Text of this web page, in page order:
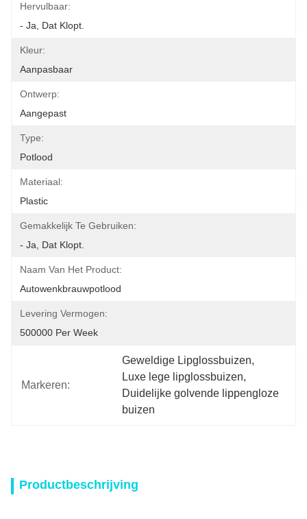
Hervulbaar:
- Ja, Dat Klopt.
Kleur:
Aanpasbaar
Ontwerp:
Aangepast
Type:
Potlood
Materiaal:
Plastic
Gemakkelijk Te Gebruiken:
- Ja, Dat Klopt.
Naam Van Het Product:
Autowenkbrauwpotlood
Levering Vermogen:
500000 Per Week
Markeren:
Geweldige Lipglossbuizen,
Luxe lege lipglossbuizen,
Duidelijke golvende lippengloze
buizen
Productbeschrijving